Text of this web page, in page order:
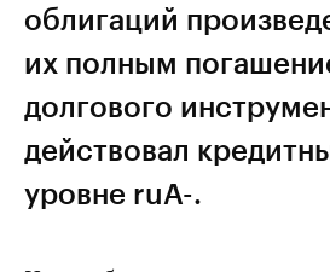
облигаций
их полным
долгового
действовал
уровне ruА-.